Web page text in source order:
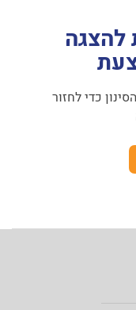
להצגה
כדי לחזור